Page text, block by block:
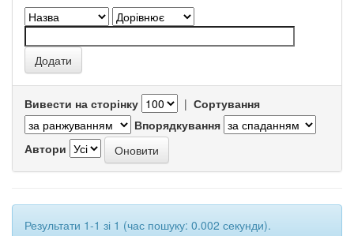
Вивести на сторінку | Сортування
Впорядкування
Автори
Результати 1-1 зі 1 (час пошуку: 0.002 секунди).